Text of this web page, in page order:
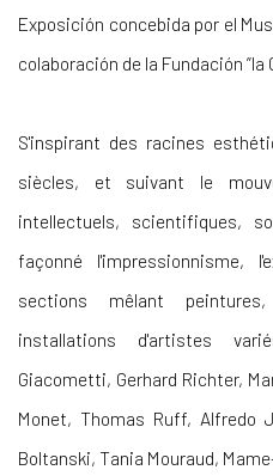
Exposición concebida por el
colaboración de la Fundación ”la
S'inspirant des racines
siècles, et suivant le
intellectuels, scientifiques,
façonné l'impressionnisme,
sections mêlant
installations d'artistes
Giacometti, Gerhard Richter,
Monet, Thomas Ruff, Alfredo
Boltanski, Tania Mouraud,